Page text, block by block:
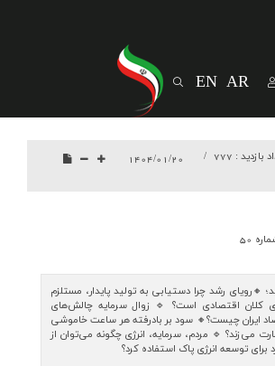
AR
EN
مسیر ماندگار
فروش و مشتریان
پروژه های سرمایه گذاری
پایداری
1404/01/20 بازدید : 777
50
🔸رویای رشد چرا دستیابی به تولید پایدار، مستلزم
کلان اقتصادی است؟ 🔹 زوال سرمایه چالش‌های
ایران چیست؟🔸 سود بر بادرفته هر ساعت خاموشی
می‌زند؟ 🔹 مردم، سرمایه، انرژی چگونه می‏‌توان از
توسعه انرژی پاک استفاده کرد؟